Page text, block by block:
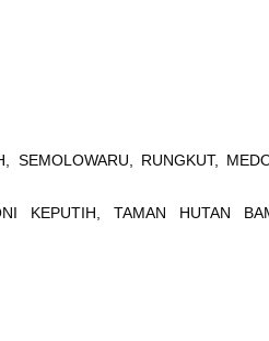
SEMOLOWARU, RUNGKUT,
KEPUTIH, TAMAN HUTAN